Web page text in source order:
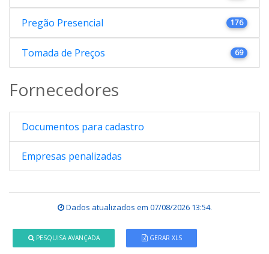
Pregão Presencial 176
Tomada de Preços 69
Fornecedores
Documentos para cadastro
Empresas penalizadas
Dados atualizados em 07/08/2026 13:54.
PESQUISA AVANÇADA GERAR XLS